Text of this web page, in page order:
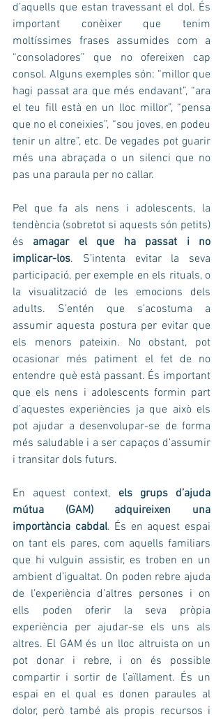
d’aquells que estan travessant el dol. És
important conèixer que tenim
moltíssimes frases assumides com a
“consoladores” que no ofereixen cap
consol. Alguns exemples són: “millor que
hagi passat ara que més endavant”, “ara
el teu fill està en un lloc millor”, “pensa
que no el coneixies”, “sou joves, en podeu
tenir un altre”, etc. De vegades pot guarir
més una abraçada o un silenci que no
pas una paraula per no callar.
Pel que fa als nens i adolescents, la
tendència (sobretot si aquests són petits)
és amagar el que ha passat i no
implicar-los. S’intenta evitar la seva
participació, per exemple en els rituals, o
la visualització de les emocions dels
adults. S’entén que s’acostuma a
assumir aquesta postura per evitar que
els menors pateixin. No obstant, pot
ocasionar més patiment el fet de no
entendre què està passant. És important
que els nens i adolescents formin part
d’aquestes experiències ja que això els
pot ajudar a desenvolupar-se de forma
més saludable i a ser capaços d’assumir
i transitar dols futurs.
En aquest context, els grups d’ajuda
mútua (GAM) adquireixen una
importància cabdal. És en aquest espai
on tant els pares, com aquells familiars
que hi vulguin assistir, es troben en un
ambient d’igualtat. On poden rebre ajuda
de l’experiència d’altres persones i on
ells poden oferir la seva pròpia
experiència per ajudar-se els uns als
altres. El GAM és un lloc altruista on un
pot donar i rebre, i on és possible
compartir i sortir de l’aïllament. És un
espai en el qual es donen paraules al
dolor, però també als propis recursos i